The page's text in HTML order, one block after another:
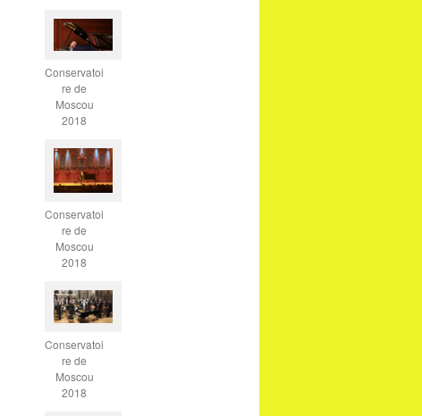
Conservatoi
re de
Moscou
2018
Conservatoi
re de
Moscou
2018
Conservatoi
re de
Moscou
2018